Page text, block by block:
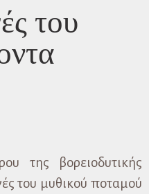
του
της βορειοδυτικής
του μυθικού ποταμού